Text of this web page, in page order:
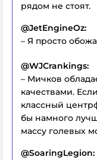
рядом не стоят.
@JetEngineOz:
– Я просто
@WJCrankings:
– Мичков
качествами.
классный
бы намного
массу голевых
@SoaringLegion: